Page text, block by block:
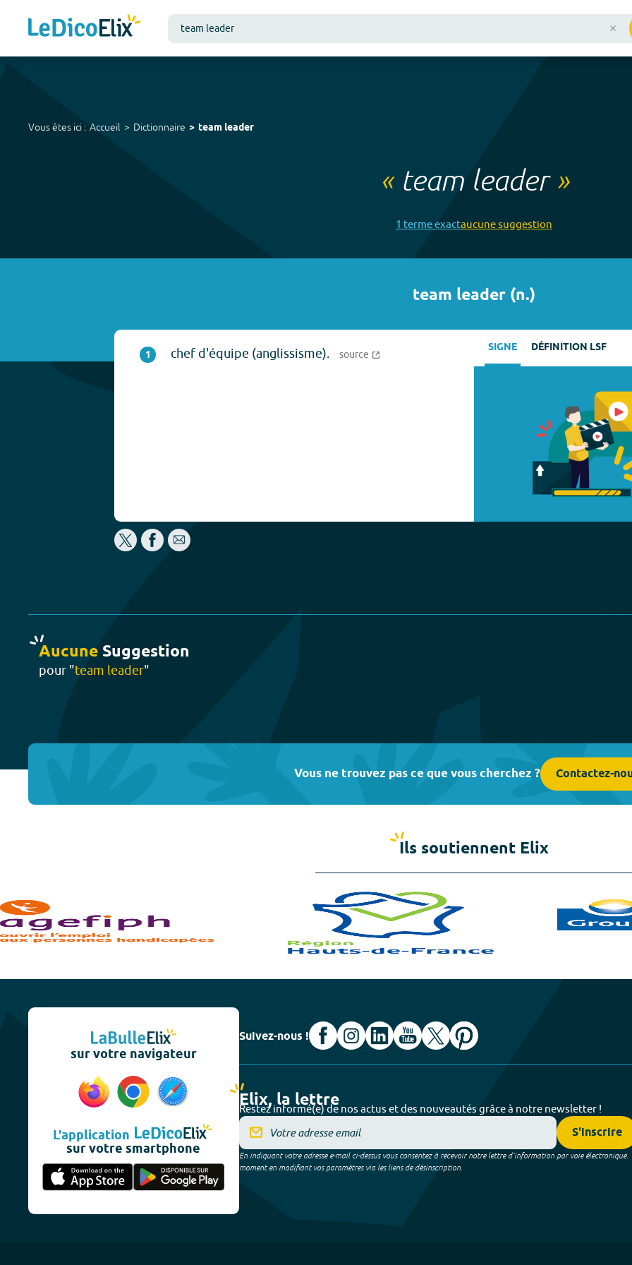
Vous êtes ici : Accueil Dictionnaire team leader
« team leader»
1 termeexactaucunesuggestion
team leader (n.)
1 chef d'équipe (anglissisme). source SIGNE DÉFINITION LSF
Aucune Suggestion
pour "team leader"
Vous ne trouvez pas ce que vous cherchez ? Contactez-
Ils soutiennent Elix
sur votre navigateur
L'application
sur votre smartphone
Suivez-nous !
Elix, la lettre
Restez informé(e) de nos actus et des nouveautés grâce à notre newsletter !
S'inscrire
En indiquant votre adresse e-mail ci-dessus vous consentez à recevoir notre lettre d’information par voie électronique.
moment en modifiant vos paramètres via les liens de désinscription.